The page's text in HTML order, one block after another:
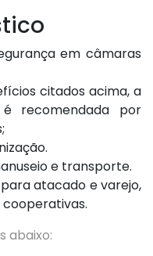
em câmaras
citados acima, a
recomendada por
e transporte.
atacado e varejo,
abaixo: